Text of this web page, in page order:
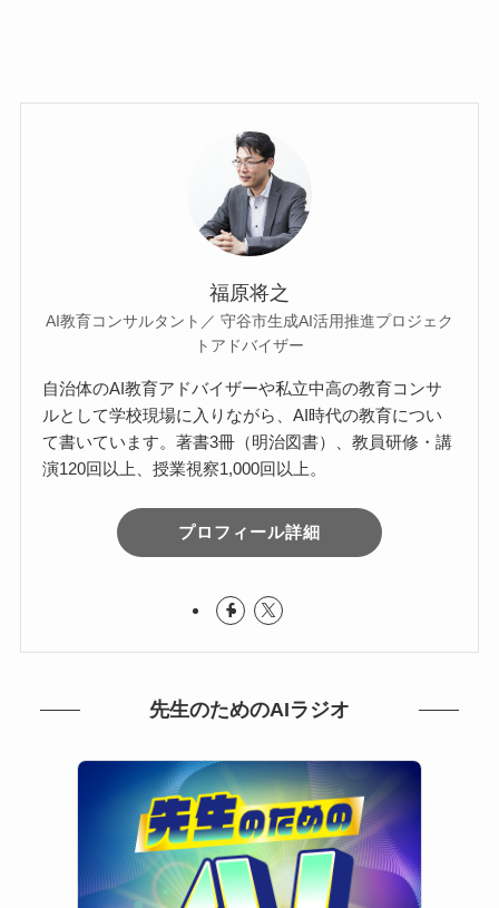
福原将之
AI教育コンサルタント／ 守谷市生成AI活用推進プロジェク
トアドバイザー
自治体のAI教育アドバイザーや私立中高の教育コンサ
ルとして学校現場に入りながら、AI時代の教育につい
て書いています。著書3冊（明治図書）、教員研修・講
演120回以上、授業視察1,000回以上。
プロフィール詳細
先生のためのAIラジオ